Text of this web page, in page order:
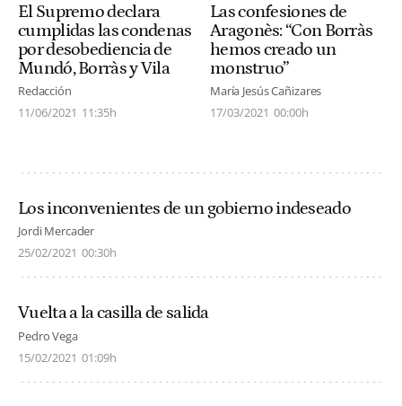
El Supremo declara
cumplidas las condenas
por desobediencia de
Mundó, Borràs y Vila
Redacción
11/06/2021 11:35h
Las confesiones de
Aragonès: “Con Borràs
hemos creado un
monstruo”
María Jesús Cañizares
17/03/2021 00:00h
Los inconvenientes de un gobierno indeseado
Jordi Mercader
25/02/2021 00:30h
Vuelta a la casilla de salida
Pedro Vega
15/02/2021 01:09h